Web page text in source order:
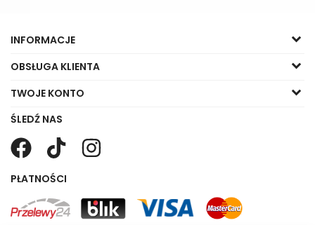
INFORMACJE
OBSŁUGA KLIENTA
TWOJE KONTO
ŚLEDŹ NAS
PŁATNOŚCI